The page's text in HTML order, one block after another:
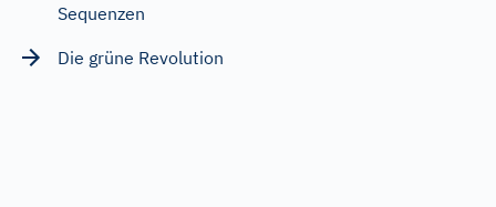
Sequenzen
Die grüne Revolution